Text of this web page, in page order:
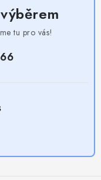
tu pro vás!